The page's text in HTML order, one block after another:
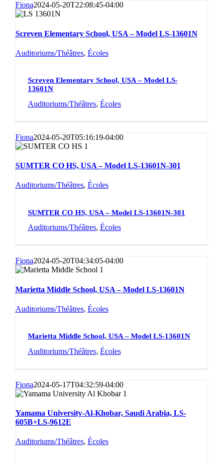
Fiona2024-05-20T22:08:45-04:00
Screven Elementary School, USA – Model LS-13601N
Auditoriums/Théâtres, Écoles
Screven Elementary School, USA – Model LS-
13601N
Auditoriums/Théâtres, Écoles
Fiona2024-05-20T05:16:19-04:00
SUMTER CO HS, USA – Model LS-13601N-301
Auditoriums/Théâtres, Écoles
SUMTER CO HS, USA – Model LS-13601N-301
Auditoriums/Théâtres, Écoles
Fiona2024-05-20T04:34:05-04:00
Marietta Middle School, USA – Model LS-13601N
Auditoriums/Théâtres, Écoles
Marietta Middle School, USA – Model LS-13601N
Auditoriums/Théâtres, Écoles
Fiona2024-05-17T04:32:59-04:00
Yamama University-Al-Khobar, Saudi Arabia, LS-
605B+LS-9612E
Auditoriums/Théâtres, Écoles